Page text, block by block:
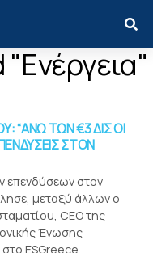
“ΑΝΩ ΤΩΝ €3 ΔΙΣ ΟΙ
ΣΤΟΝ
επενδύσεων στον
μεταξύ άλλων ο
CEO της
Ένωσης
στο ESGreece,